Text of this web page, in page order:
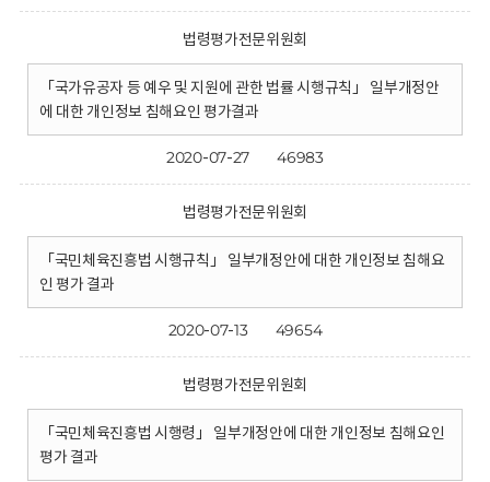
법령평가전문위원회
「국가유공자 등 예우 및 지원에 관한 법률 시행규칙」 일부개정안
에 대한 개인정보 침해요인 평가결과
2020-07-27 46983
법령평가전문위원회
「국민체육진흥법 시행규칙」 일부개정안에 대한 개인정보 침해요
인 평가 결과
2020-07-13 49654
법령평가전문위원회
「국민체육진흥법 시행령」 일부개정안에 대한 개인정보 침해요인
평가 결과